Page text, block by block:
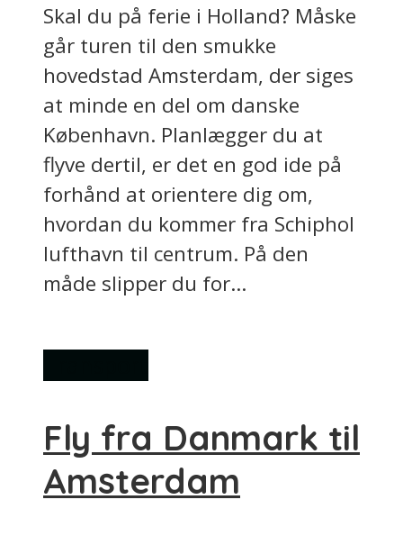
Skal du på ferie i Holland? Måske
går turen til den smukke
hovedstad Amsterdam, der siges
at minde en del om danske
København. Planlægger du at
flyve dertil, er det en god ide på
forhånd at orientere dig om,
hvordan du kommer fra Schiphol
lufthavn til centrum. På den
måde slipper du for...
Fly fra Danmark til
Amsterdam